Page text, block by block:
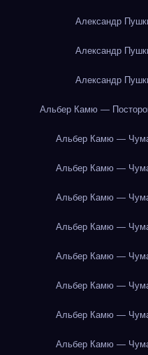
Александр
Александр
Александр
Альбер Камю —
Альбер Камю —
Альбер Камю —
Альбер Камю —
Альбер Камю —
Альбер Камю —
Альбер Камю —
Альбер Камю —
Альбер Камю —